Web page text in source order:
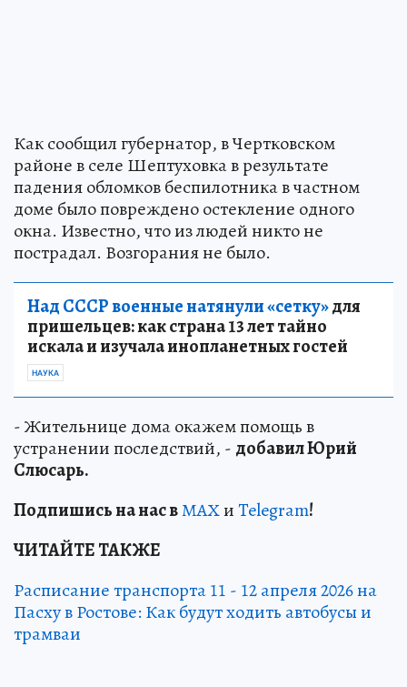
Как сообщил губернатор, в Чертковском
районе в селе Шептуховка в результате
падения обломков беспилотника в частном
доме было повреждено остекление одного
окна. Известно, что из людей никто не
пострадал. Возгорания не было.
Над СССР военные натянули «сетку»для
пришельцев: как страна 13 лет тайно
искала и изучала инопланетных гостей
НАУКА
- Жительнице дома окажем помощь в
устранении последствий, - добавил Юрий
Слюсарь.
Подпишись на нас вМАХиTelegram!
ЧИТАЙТЕ ТАКЖЕ
Расписание транспорта 11 - 12 апреля 2026 на
Пасху в Ростове: Как будут ходить автобусы и
трамваи